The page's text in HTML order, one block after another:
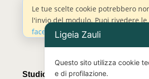
Le tue scelte cookie potrebbero
l'invio del modulo. Puoi rivedere le
facendo clic qui.
Studio
Ligeia Zauli
Questo sito utilizza cookie
e di profilazione.